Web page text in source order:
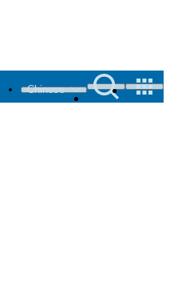
Chinese